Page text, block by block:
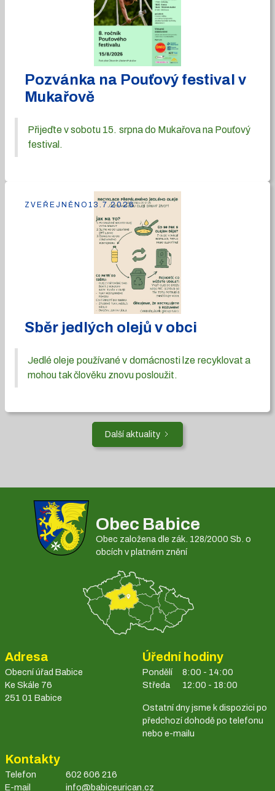
Pozvánka na Pouťový festival v
Mukařově
Přijeďte v sobotu 15. srpna do Mukařova na Pouťový
festival.
Sběr jedlých olejů v obci
Jedlé oleje používané v domácnosti lze recyklovat a
mohou tak člověku znovu posloužit.
ZVEŘEJNĚNO 13.7.2026
Další aktuality
Obec Babice
Obec založena dle zák. 128/2000 Sb. o
obcích v platném znění
Adresa
Obecní úřad Babice
Ke Skále 76
251 01 Babice
Úřední hodiny
Pondělí
Středa
8:00 - 14:00
12:00 - 18:00
Ostatní dny jsme k dispozici po
předchozí dohodě po telefonu
nebo e-mailu
Kontakty
Telefon
E-mail
602 606 216
info@babiceurican.cz